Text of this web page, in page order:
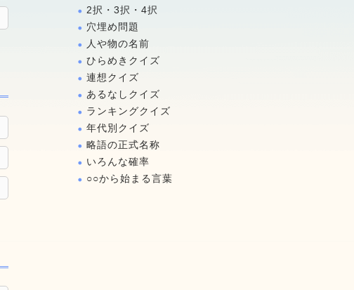
2択・3択・4択
穴埋め問題
人や物の名前
ひらめきクイズ
連想クイズ
あるなしクイズ
ランキングクイズ
年代別クイズ
略語の正式名称
いろんな確率
○○から始まる言葉